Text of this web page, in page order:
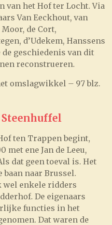
van het Hof ter Locht. Via
Van Eeckhout, van
de Cort,
d’Udekem, Hanssens
de geschiedenis van dit
reconstrueren.
omslagwikkel – 97 blz.
ten Trappen begint,
met ene Jan de Leeu,
dat geen toeval is. Het
baan naar Brussel.
wel enkele ridders
De eigenaars
functies in het
Dat waren de